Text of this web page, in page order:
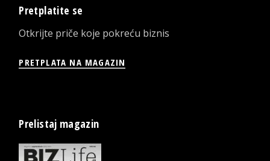
Pretplatite se
Otkrijte priče koje pokreću biznis
PRETPLATA NA MAGAZIN
Prelistaj magazin